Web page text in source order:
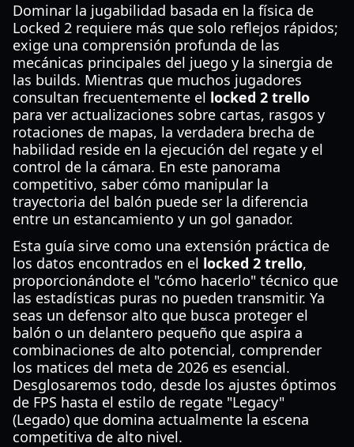
Dominar la jugabilidad basada en la física de
Locked 2 requiere más que solo reflejos rápidos;
exige una comprensión profunda de las
mecánicas principales del juego y la sinergia de
las builds. Mientras que muchos jugadores
consultan frecuentemente el locked 2 trello
para ver actualizaciones sobre cartas, rasgos y
rotaciones de mapas, la verdadera brecha de
habilidad reside en la ejecución del regate y el
control de la cámara. En este panorama
competitivo, saber cómo manipular la
trayectoria del balón puede ser la diferencia
entre un estancamiento y un gol ganador.
Esta guía sirve como una extensión práctica de
los datos encontrados en el locked 2 trello,
proporcionándote el "cómo hacerlo" técnico que
las estadísticas puras no pueden transmitir. Ya
seas un defensor alto que busca proteger el
balón o un delantero pequeño que aspira a
combinaciones de alto potencial, comprender
los matices del meta de 2026 es esencial.
Desglosaremos todo, desde los ajustes óptimos
de FPS hasta el estilo de regate "Legacy"
(Legado) que domina actualmente la escena
competitiva de alto nivel.